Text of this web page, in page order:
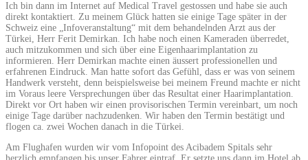
Ich bin dann im Internet auf Medical Travel gestossen und habe sie auch
direkt kontaktiert. Zu meinem Glück hatten sie einige Tage später in der
Schweiz eine „Infoveranstaltung“ mit dem behandelnden Arzt aus der
Türkei, Herr Ferit Demirkan. Ich habe noch einen Kameraden überredet,
auch mitzukommen und sich über eine Eigenhaarimplantation zu
informieren. Herr Demirkan machte einen äussert professionellen und
erfahrenen Eindruck. Man hatte sofort das Gefühl, dass er was von seinem
Handwerk versteht, denn beispielsweise bei meinem Freund machte er nicht
im Voraus leere Versprechungen über das Resultat einer Haarimplantation.
Direkt vor Ort haben wir einen provisorischen Termin vereinbart, um noch
einige Tage darüber nachzudenken. Wir haben den Termin bestätigt und
flogen ca. zwei Wochen danach in die Türkei.
Am Flughafen wurden wir vom Infopoint des Acibadem Spitals sehr